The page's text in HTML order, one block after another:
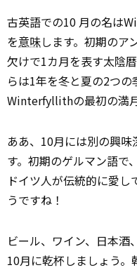
古英語での10 月の名は
を意味します。初期のア
欠けで1カ月を表す太陰
らは1年を冬と夏の2つ
Winterfyllithの最初の満
ああ、10月には別の興
す。初期のゲルマン語で
ドイツ人が伝統的に愛し
うですね！
ビール、ワイン、日本酒、
10月に乾杯しましょう。